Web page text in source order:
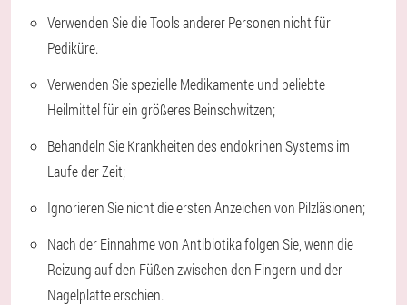
Verwenden Sie die Tools anderer Personen nicht für
Pediküre.
Verwenden Sie spezielle Medikamente und beliebte
Heilmittel für ein größeres Beinschwitzen;
Behandeln Sie Krankheiten des endokrinen Systems im
Laufe der Zeit;
Ignorieren Sie nicht die ersten Anzeichen von Pilzläsionen;
Nach der Einnahme von Antibiotika folgen Sie, wenn die
Reizung auf den Füßen zwischen den Fingern und der
Nagelplatte erschien.